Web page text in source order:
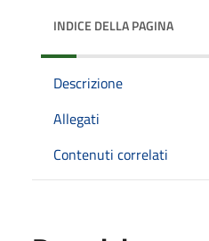
INDICE DELLA PAGINA
Descrizione
Allegati
Contenuti correlati